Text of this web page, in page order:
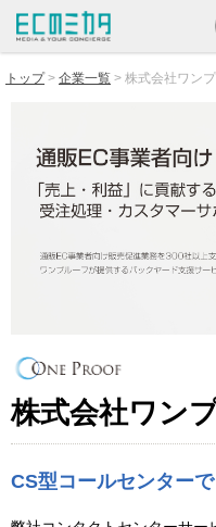
トップ 企業一覧 株式会社ワン
株式会社ワン
CS型コールセンター